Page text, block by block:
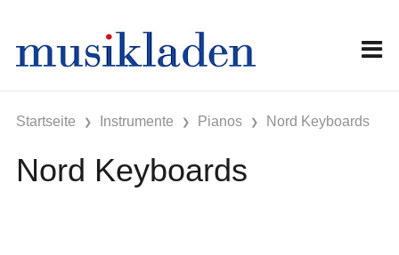
Startseite Instrumente Pianos Nord Keyboards
Nord Keyboards